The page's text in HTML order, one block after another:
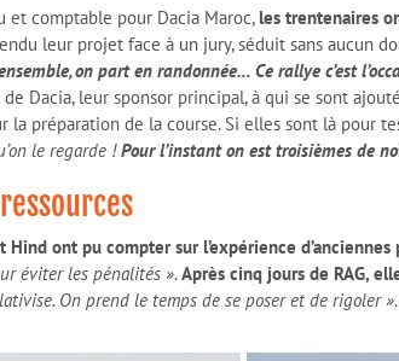
et comptable pour Dacia Maroc, les trentenaires
leur projet face à un jury, séduit sans aucun
on part en randonnée… Ce rallye c’est
Dacia, leur sponsor principal, à qui se sont
préparation de la course. Si elles sont là pour
le regarde !Pour l’instant on est troisièmes de
Hind ont pu compter sur l’expérience
éviter les pénalités ».Après cinq jours de RAG,
On prend le temps de se poser et de rigoler ».